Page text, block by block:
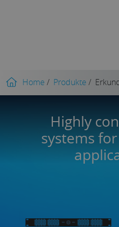
Home / Produkte /
Highly
systems